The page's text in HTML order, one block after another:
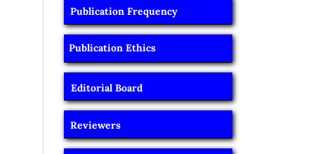
Publication Frequency
Publication Ethics
Editorial Board
Reviewers